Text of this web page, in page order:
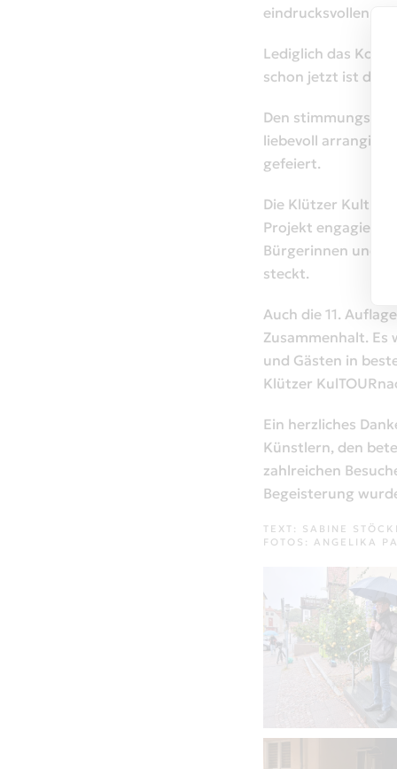
eindrucksvollen
Lediglich das
schon jetzt ist die
Den
liebevoll arrangiert
gefeiert.
Die Klützer
Projekt
Bürgerinnen und
steckt.
Auch die 11.
Zusammenhalt.
und Gästen in
Klützer
Ein herzliches
Künstlern, den
zahlreichen
Begeisterung
TEXT: SABINE
FOTOS: ANGELIKA